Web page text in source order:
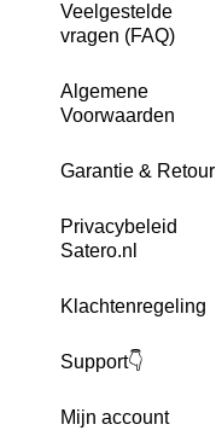
Veelgestelde
vragen (FAQ)
Algemene
Voorwaarden
Garantie & Retour
Privacybeleid
Satero.nl
Klachtenregeling
Support👇
Mijn account